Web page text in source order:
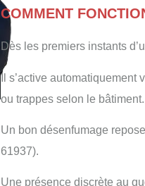
COMMENT
Dès les premiers instants
Il s’active automatiquement
ou trappes selon le bâtiment.
Un bon désenfumage
61937).
Une présence discrète au